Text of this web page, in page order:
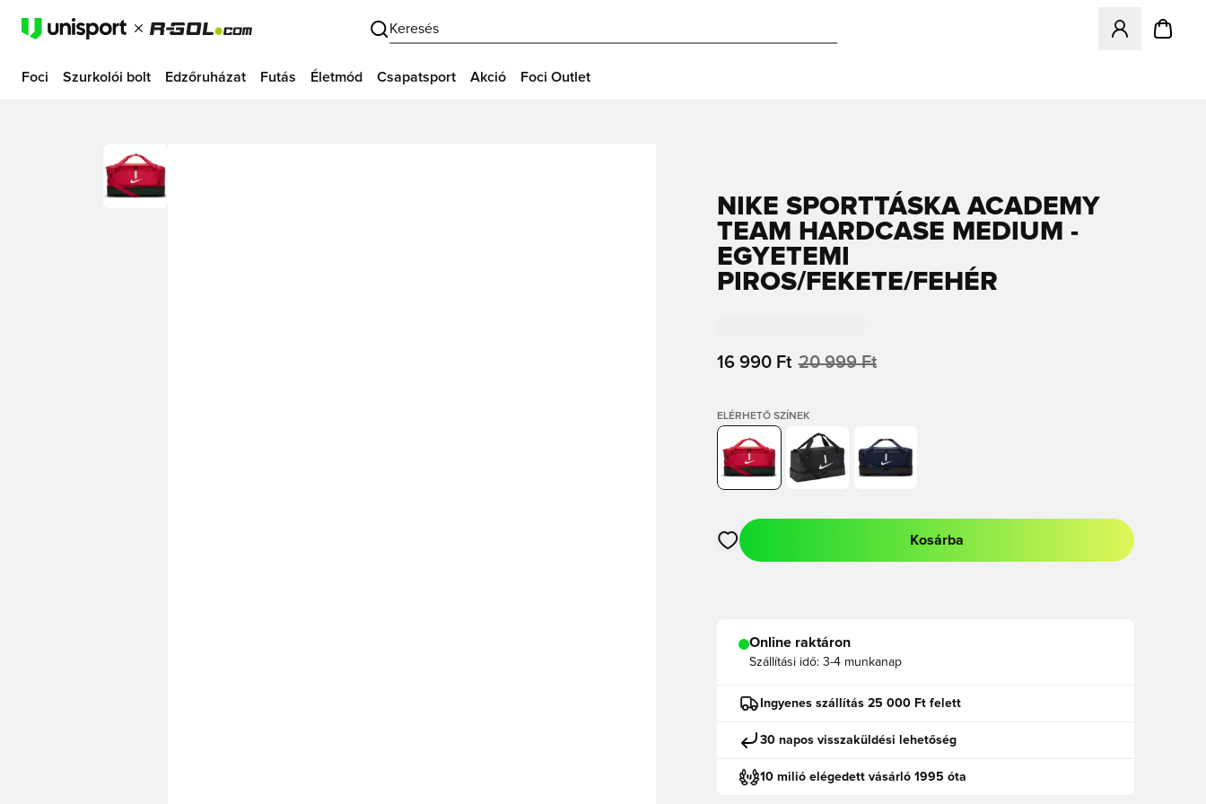
Keresés
Megnyit egy
Foci Szurkolói bolt Edzőruházat Futás Életmód Csapatsport Akció Foci Outlet
NIKE SPORTTÁSKA ACADEMY
TEAM HARDCASE MEDIUM -
EGYETEMI
PIROS/FEKETE/FEHÉR
16 990 Ft 20 999 Ft
ELÉRHETŐ SZÍNEK
Megnyit egy modált a bejelentkezéshez vagy a tagként való regisztrációhoz
Kosárba
Online raktáron
Szállítási idő: 3-4 munkanap
Ingyenes szállítás 25 000 Ft felett
30 napos visszaküldési lehetőség
10 milió elégedett vásárló 1995 óta